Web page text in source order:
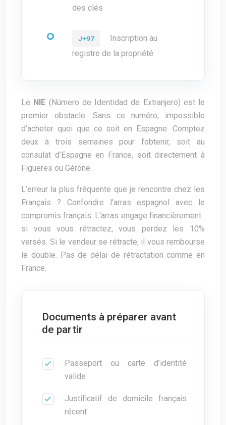
des clés
J+97
Inscription au
registre de la propriété
Le NIE (Número de Identidad de Extranjero) est le
premier obstacle. Sans ce numéro, impossible
d’acheter quoi que ce soit en Espagne. Comptez
deux à trois semaines pour l’obtenir, soit au
consulat d’Espagne en France, soit directement à
Figueres ou Gérone.
L’erreur la plus fréquente que je rencontre chez les
Français ? Confondre l’arras espagnol avec le
compromis français. L’arras engage financièrement :
si vous vous rétractez, vous perdez les 10%
versés. Si le vendeur se rétracte, il vous rembourse
le double. Pas de délai de rétractation comme en
France.
Documents à préparer avant
de partir
Passeport ou carte d’identité
valide
Justificatif de domicile français
récent